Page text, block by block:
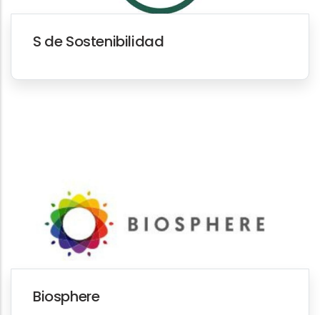
S de Sostenibilidad
Biosphere